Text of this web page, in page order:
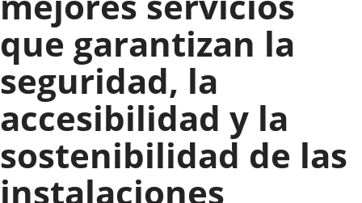
que garantizan la
seguridad, la
accesibilidad y la
sostenibilidad de las
instalaciones